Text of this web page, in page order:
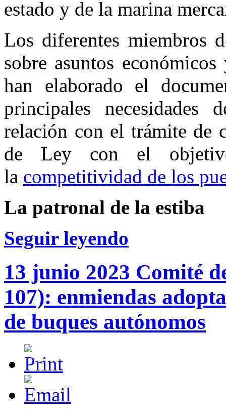
estado y de la marina
Los diferentes miembros
sobre asuntos
han elaborado el
principales necesidades
relación con el trámite de
de Ley con el
la competitividad de los
La patronal de la estiba
Seguir leyendo
13 junio 2023 Comité
107): enmiendas
de buques autónomos